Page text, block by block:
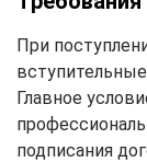
При
Главное
подписания